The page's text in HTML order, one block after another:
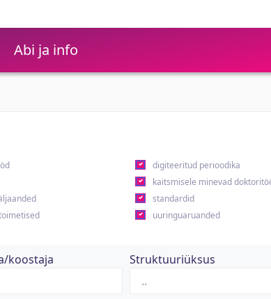
Abi ja info
digiteeritud perioodika
kaitsmisele minevad
standardid
uuringuaruanded
koostaja Struktuuriüksus